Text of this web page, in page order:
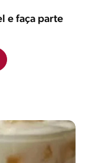
e faça parte